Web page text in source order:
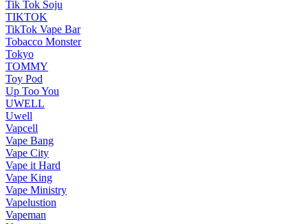
Tik Tok Soju
TIKTOK
TikTok Vape Bar
Tobacco Monster
Tokyo
TOMMY
Toy Pod
Up Too You
UWELL
Uwell
Vapcell
Vape Bang
Vape City
Vape it Hard
Vape King
Vape Ministry
Vapelustion
Vapeman